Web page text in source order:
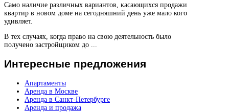
Само наличие различных вариантов, касающихся продажи
квартир в новом доме на сегодняшний день уже мало кого
удивляет.
В тех случаях, когда право на свою деятельность было
получено застройщиком до ...
Интересные предложения
Апартаменты
Аренда в Москве
Аренда в Санкт-Петербурге
Аренда и продажа